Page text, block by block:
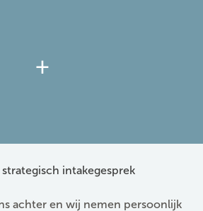
+
strategisch intakegesprek
achter en wij nemen persoonlijk